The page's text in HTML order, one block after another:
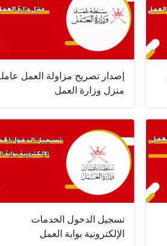
إصدار تصريح مزاولة العمل
منزل وزارة العمل
تسجيل الدخول الخدمات
الإلكترونية بوابة العمل